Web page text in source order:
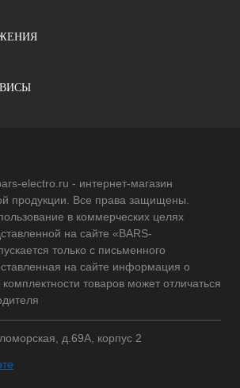
electro.ru - интернет-магазин
продукции. Все права защищены.
в коммерческих целях
на сайте «BARS-
только с письменного
на сайте информация о
комплектности товаров может отличаться
д.69А, корпус 2